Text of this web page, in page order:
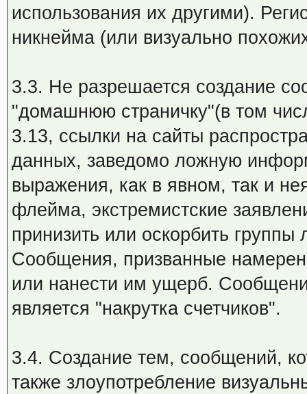
использования их другими).
никнейма (или визуально
3.3. Не разрешается создание
"домашнюю страничку"(в том
3.13, ссылки на сайты
данных, заведомо ложную
выражения, как в явном, так и
флейма, экстремистские
принизить или оскорбить
Сообщения, призванные
или нанести им ущерб.
является "накрутка счетчиков".
3.4. Создание тем, сообщений,
также злоупотребление